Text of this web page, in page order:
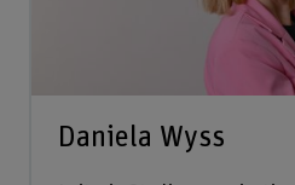
Daniela Wyss